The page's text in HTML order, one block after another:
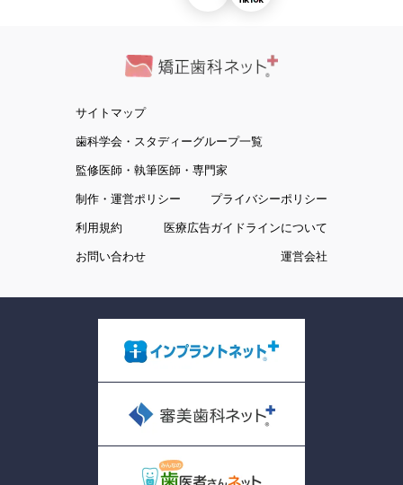
サイトマップ
歯科学会・スタディーグループ一覧
監修医師・執筆医師・専門家
制作・運営ポリシー
プライバシーポリシー
利用規約
医療広告ガイドラインについて
お問い合わせ
運営会社